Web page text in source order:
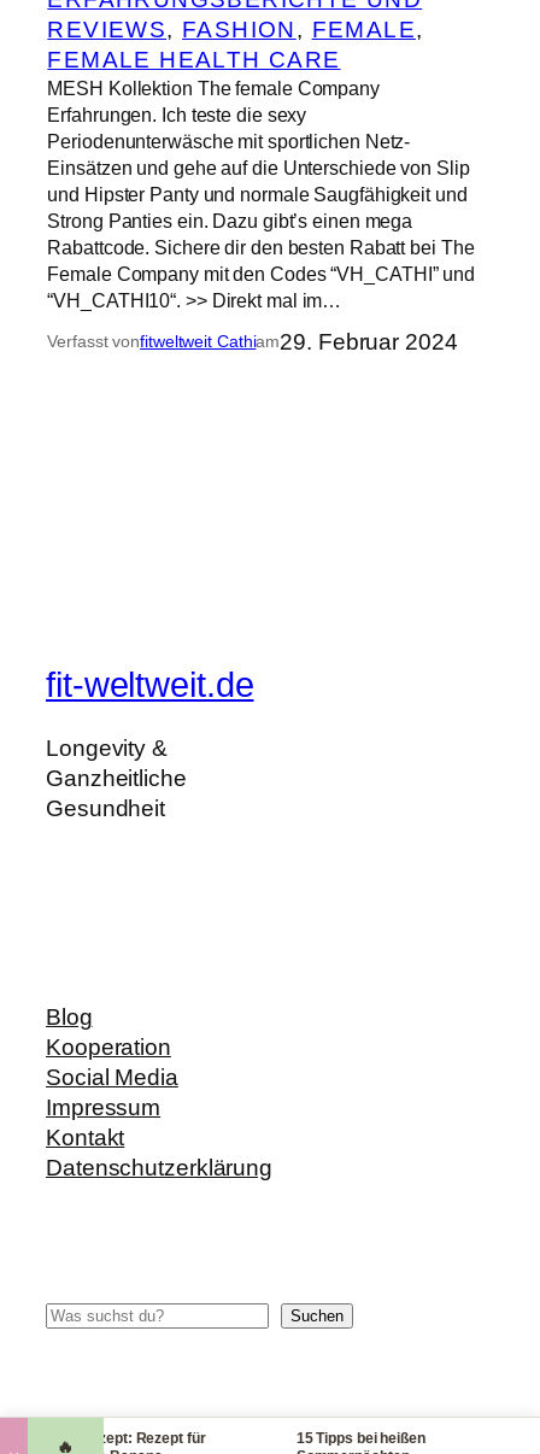
REVIEWS, FASHION, FEMALE
FEMALE HEALTH CARE
MESH Kollektion The female Company
Erfahrungen. Ich teste die sexy
Periodenunterwäsche mit sportlichen Netz-
Einsätzen und gehe auf die Unterschiede von Slip
und Hipster Panty und normale Saugfähigkeit und
Strong Panties ein. Dazu gibt’s einen mega
Rabattcode. Sichere dir den besten Rabatt bei The
Female Company mit den Codes “VH_CATHI” und
“VH_CATHI10“. >> Direkt mal im…
Verfasst vonfitweltweit Cathiam29. Februar 2024
fit-weltweit.de
Longevity &
Ganzheitliche
Gesundheit
Blog
Kooperation
Social Media
Impressum
Kontakt
Datenschutzerklärung
Suchen Suchen
🔥
Blitzrezept: Rezept für
15 Tipps bei heißen